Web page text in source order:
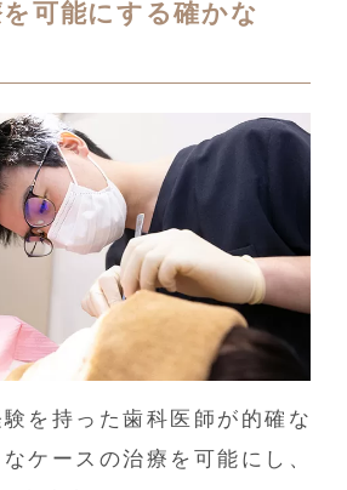
可能にする確かな
を持った歯科医師が的確な
ケースの治療を可能にし、